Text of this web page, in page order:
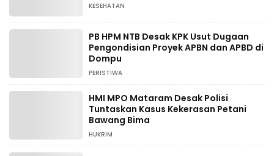
KESEHATAN
PB HPM NTB Desak KPK Usut Dugaan
Pengondisian Proyek APBN dan APBD di
Dompu
PERISTIWA
HMI MPO Mataram Desak Polisi
Tuntaskan Kasus Kekerasan Petani
Bawang Bima
HUKRIM